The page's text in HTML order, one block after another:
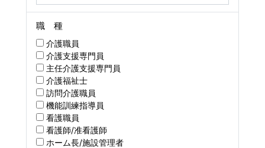
職 種
介護職員
介護支援専門員
主任介護支援専門員
介護福祉士
訪問介護職員
機能訓練指導員
看護職員
看護師/准看護師
ホーム長/施設管理者